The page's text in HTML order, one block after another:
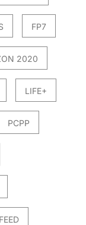
FP7
2020
LIFE+
PCPP